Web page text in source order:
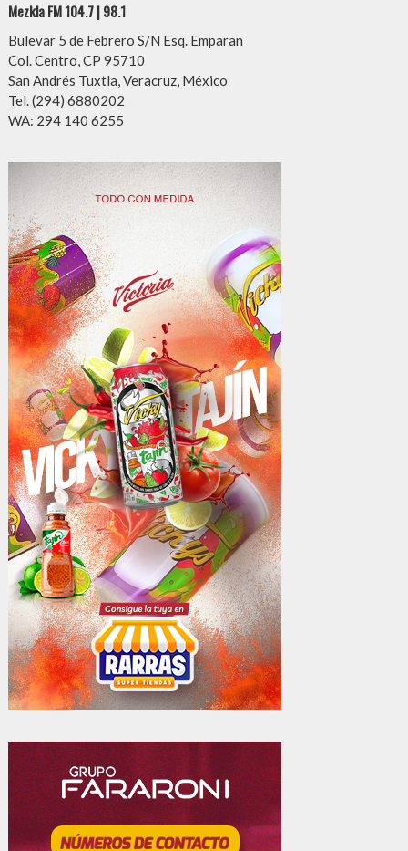
Mezkla FM 104.7 | 98.1
Bulevar 5 de Febrero S/N Esq. Emparan
Col. Centro, CP 95710
San Andrés Tuxtla, Veracruz, México
Tel. (294) 6880202
WA: 294 140 6255